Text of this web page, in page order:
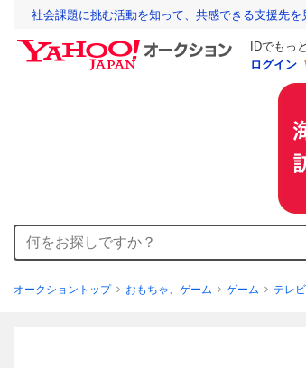
社会課題に挑む活動を知って、共感できる支援先を
IDでもっ
ログイン
オークショントップ おもちゃ、ゲーム ゲーム テレ